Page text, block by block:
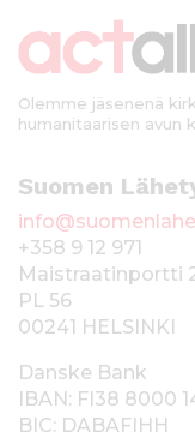
Olemme jäsenenä
humanitaarisen avun
Suomen
+358 9 12 971
Maistraatinportti
PL 56
00241 HELSINKI
Danske Bank
IBAN: FI38 8000
BIC: DABAFIHH